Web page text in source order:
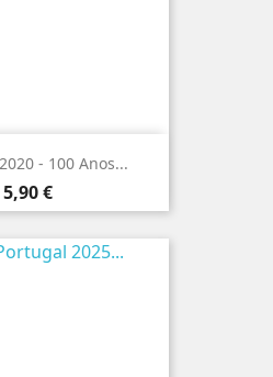
- 100 Anos...
Preço
5,90 €